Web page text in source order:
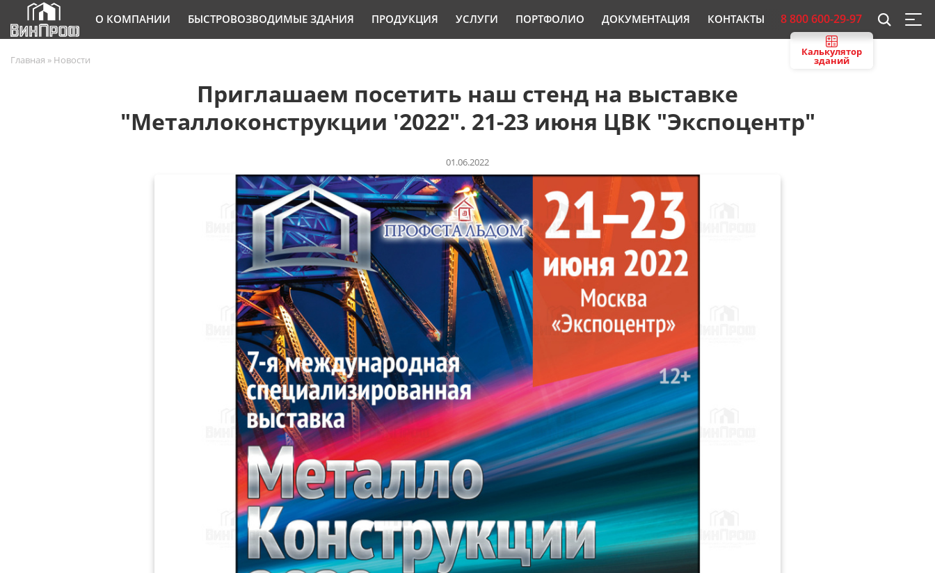
О КОМПАНИИ БЫСТРОВОЗВОДИМЫЕ ЗДАНИЯ ПРОДУКЦИЯ УСЛУГИ ПОРТФОЛИО ДОКУМЕНТАЦИЯ КОНТАКТЫ 8 800 600-29-97
Калькулятор
зданий
Главная » Новости
Приглашаем посетить наш стенд на выставке
"Металлоконструкции '2022". 21-23 июня ЦВК "Экспоцентр"
01.06.2022